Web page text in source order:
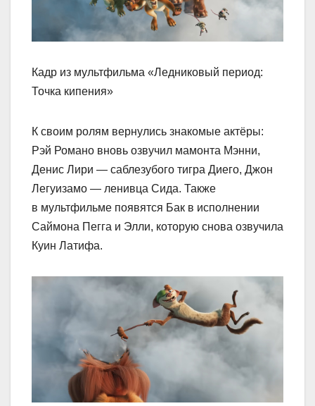
Кадр из мультфильма «Ледниковый период:
Точка кипения»
К своим ролям вернулись знакомые актёры:
Рэй Романо вновь озвучил мамонта Мэнни,
Денис Лири — саблезубого тигра Диего, Джон
Легуизамо — ленивца Сида. Также
в мультфильме появятся Бак в исполнении
Саймона Пегга и Элли, которую снова озвучила
Куин Латифа.